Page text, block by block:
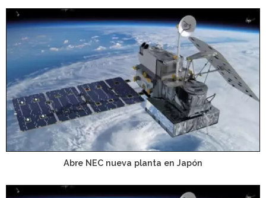
Abre NEC nueva planta en Japón